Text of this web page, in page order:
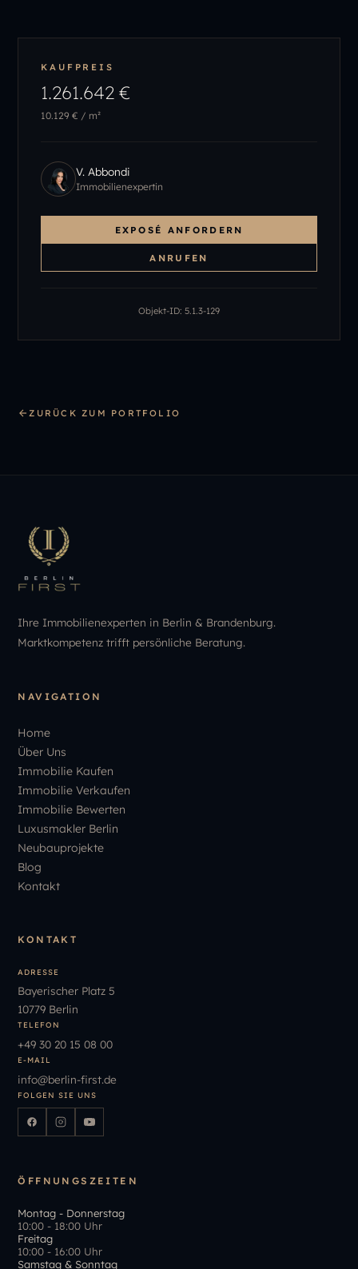
KAUFPREIS
1.261.642 €
10.129 € / m²
V. Abbondi
Immobilienexpertin
EXPOSÉ ANFORDERN
ANRUFEN
Objekt-ID: 5.1.3-129
ZURÜCK ZUM PORTFOLIO
Ihre Immobilienexperten in Berlin & Brandenburg.
Marktkompetenz trifft persönliche Beratung.
NAVIGATION
Home
Über Uns
Immobilie Kaufen
Immobilie Verkaufen
Immobilie Bewerten
Luxusmakler Berlin
Neubauprojekte
Blog
Kontakt
KONTAKT
ADRESSE
Bayerischer Platz 5
10779 Berlin
TELEFON
+49 30 20 15 08 00
E-MAIL
info@berlin-first.de
FOLGEN SIE UNS
ÖFFNUNGSZEITEN
Montag - Donnerstag
10:00 - 18:00 Uhr
Freitag
10:00 - 16:00 Uhr
Samstag & Sonntag